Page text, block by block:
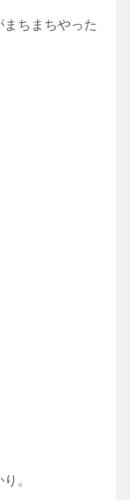
ちまちやった
。